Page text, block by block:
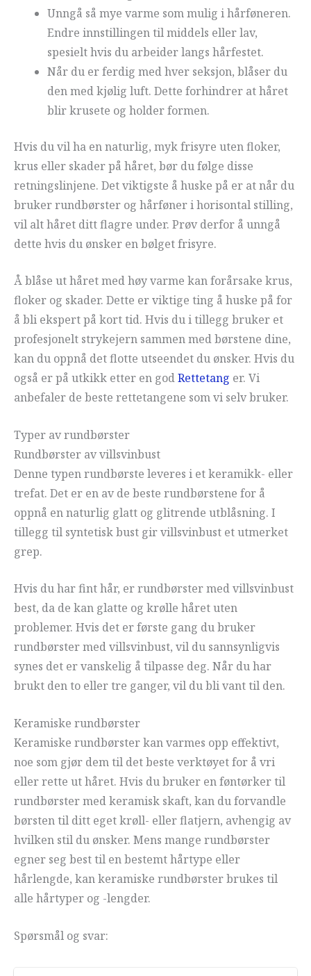
Unngå så mye varme som mulig i hårføneren.
Endre innstillingen til middels eller lav,
spesielt hvis du arbeider langs hårfestet.
Når du er ferdig med hver seksjon, blåser du
den med kjølig luft. Dette forhindrer at håret
blir krusete og holder formen.
Hvis du vil ha en naturlig, myk frisyre uten floker,
krus eller skader på håret, bør du følge disse
retningslinjene. Det viktigste å huske på er at når du
bruker rundbørster og hårføner i horisontal stilling,
vil alt håret ditt flagre under. Prøv derfor å unngå
dette hvis du ønsker en bølget frisyre.
Å blåse ut håret med høy varme kan forårsake krus,
floker og skader. Dette er viktige ting å huske på for
å bli ekspert på kort tid. Hvis du i tillegg bruker et
profesjonelt strykejern sammen med børstene dine,
kan du oppnå det flotte utseendet du ønsker. Hvis du
også er på utkikk etter en godRettetang er. Vi
anbefaler de beste rettetangene som vi selv bruker.
Typer av rundbørster
Rundbørster av villsvinbust
Denne typen rundbørste leveres i et keramikk- eller
trefat. Det er en av de beste rundbørstene for å
oppnå en naturlig glatt og glitrende utblåsning. I
tillegg til syntetisk bust gir villsvinbust et utmerket
grep.
Hvis du har fint hår, er rundbørster med villsvinbust
best, da de kan glatte og krølle håret uten
problemer. Hvis det er første gang du bruker
rundbørster med villsvinbust, vil du sannsynligvis
synes det er vanskelig å tilpasse deg. Når du har
brukt den to eller tre ganger, vil du bli vant til den.
Keramiske rundbørster
Keramiske rundbørster kan varmes opp effektivt,
noe som gjør dem til det beste verktøyet for å vri
eller rette ut håret. Hvis du bruker en føntørker til
rundbørster med keramisk skaft, kan du forvandle
børsten til ditt eget krøll- eller flatjern, avhengig av
hvilken stil du ønsker. Mens mange rundbørster
egner seg best til en bestemt hårtype eller
hårlengde, kan keramiske rundbørster brukes til
alle hårtyper og -lengder.
Spørsmål og svar: